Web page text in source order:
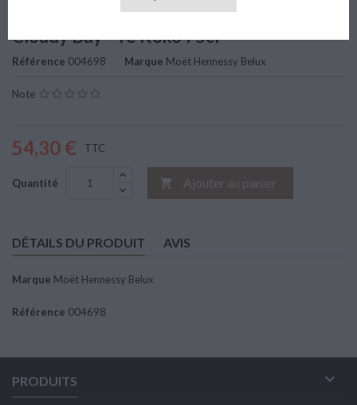
Cloudy Bay - Te Koko 75cl
Référence 004698 Marque Moët Hennessy Belux
Note
54,30 € TTC
Quantité  Ajouter au panier
DÉTAILS DU PRODUIT AVIS
Marque Moët Hennessy Belux
Référence 004698
PRODUITS 